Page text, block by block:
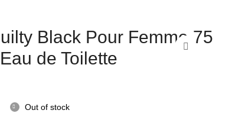
Black Pour Femme 75
de Toilette
Out of stock